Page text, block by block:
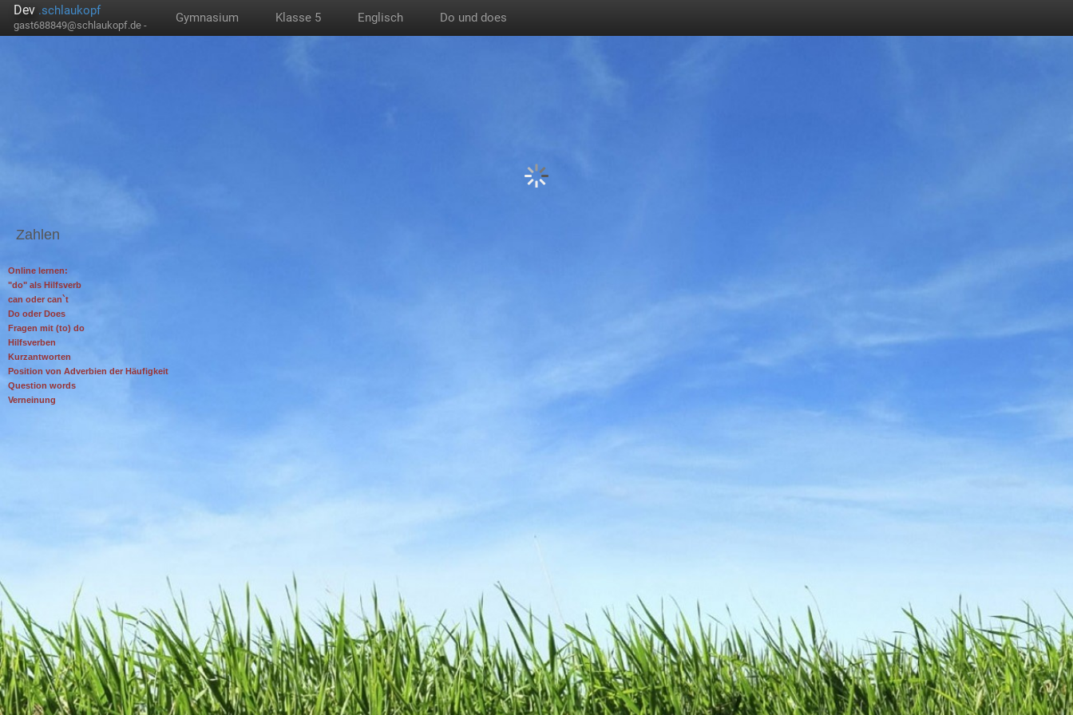
Dev .schlaukopf
gast688849@schlaukopf.de -
Gymnasium Klasse 5 Englisch Do und does
Zahlen
Online lernen:
"do" als Hilfsverb
can oder can`t
Do oder Does
Fragen mit (to) do
Hilfsverben
Kurzantworten
Position von Adverbien der Häufigkeit
Question words
Verneinung